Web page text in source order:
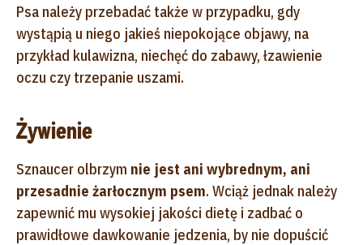
Psa należy przebadać także w przypadku, gdy
wystąpią u niego jakieś niepokojące objawy, na
przykład kulawizna, niechęć do zabawy, łzawienie
oczu czy trzepanie uszami.
Żywienie
Sznaucer olbrzym nie jest ani wybrednym, ani
przesadnie żarłocznym psem. Wciąż jednak należy
zapewnić mu wysokiej jakości dietę i zadbać o
prawidłowe dawkowanie jedzenia, by nie dopuścić